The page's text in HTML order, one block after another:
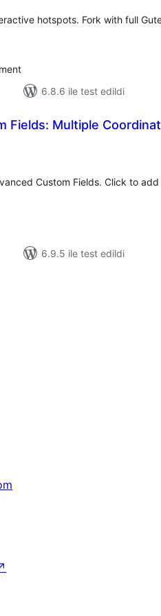
hotspots. Fork with full
6.8.6 ile test edildi
Fields: Multiple
Custom Fields. Click to
6.9.5 ile test edildi